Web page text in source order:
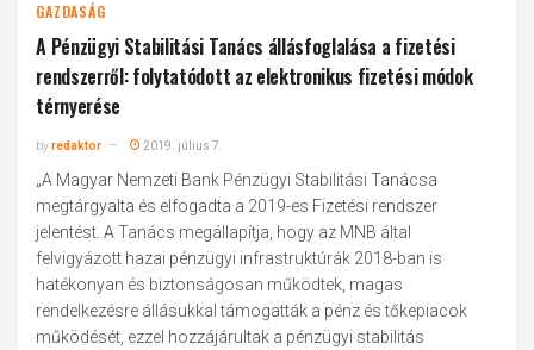
GAZDASÁG
A Pénzügyi Stabilitási Tanács állásfoglalása a fizetési
rendszerről: folytatódott az elektronikus fizetési módok
térnyerése
byredaktor 2019. július 7.
„A Magyar Nemzeti Bank Pénzügyi Stabilitási Tanácsa
megtárgyalta és elfogadta a 2019-es Fizetési rendszer
jelentést. A Tanács megállapítja, hogy az MNB által
felvigyázott hazai pénzügyi infrastruktúrák 2018-ban is
hatékonyan és biztonságosan működtek, magas
rendelkezésre állásukkal támogatták a pénz és tőkepiacok
működését, ezzel hozzájárultak a pénzügyi stabilitás